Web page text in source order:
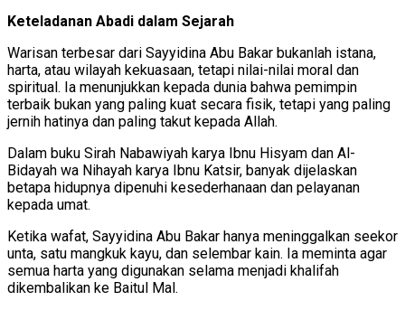
Keteladanan Abadi dalam Sejarah
Warisan terbesar dari Sayyidina Abu Bakar bukanlah istana,
harta, atau wilayah kekuasaan, tetapi nilai-nilai moral dan
spiritual. Ia menunjukkan kepada dunia bahwa pemimpin
terbaik bukan yang paling kuat secara fisik, tetapi yang paling
jernih hatinya dan paling takut kepada Allah.
Dalam buku Sirah Nabawiyah karya Ibnu Hisyam dan Al-
Bidayah wa Nihayah karya Ibnu Katsir, banyak dijelaskan
betapa hidupnya dipenuhi kesederhanaan dan pelayanan
kepada umat.
Ketika wafat, Sayyidina Abu Bakar hanya meninggalkan seekor
unta, satu mangkuk kayu, dan selembar kain. Ia meminta agar
semua harta yang digunakan selama menjadi khalifah
dikembalikan ke Baitul Mal.